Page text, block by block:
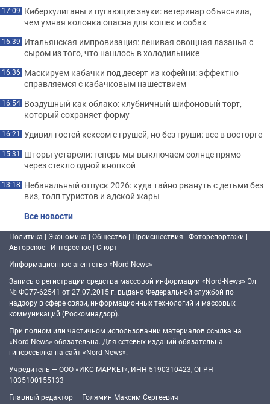
17:09 Киберхулиганы и пугающие звуки: ветеринар объяснила,
чем умная колонка опасна для кошек и собак
16:39 Итальянская импровизация: ленивая овощная лазанья с
сыром из того, что нашлось в холодильнике
16:36 Маскируем кабачки под десерт из кофейни: эффектно
справляемся с кабачковым нашествием
16:54 Воздушный как облако: клубничный шифоновый торт,
который сохраняет форму
16:21 Удивил гостей кексом с грушей, но без груши: все в восторге
15:31 Шторы устарели: теперь мы выключаем солнце прямо
через стекло одной кнопкой
13:18 Небанальный отпуск 2026: куда тайно рвануть с детьми без
виз, толп туристов и адской жары
Все новости
Политика | Экономика | Общество | Происшествия | Фоторепортажи |
Авторское | Интересное | Спорт
Информационное агентство «Nord-News»
Запись о регистрации средства массовой информации «Nord-News» Эл
№ ФС77-62541 от 27.07.2015 г. выдано Федеральной службой по
надзору в сфере связи, информационных технологий и массовых
коммуникаций (Роскомнадзор).
При полном или частичном использовании материалов ссылка на
«Nord-News» обязательна. Для сетевых изданий обязательна
гиперссылка на сайт «Nord-News».
Учредитель — ООО «ИКС-МАРКЕТ», ИНН 5190310423, ОГРН
1035100155133
Главный редактор — Голямин Максим Сергеевич